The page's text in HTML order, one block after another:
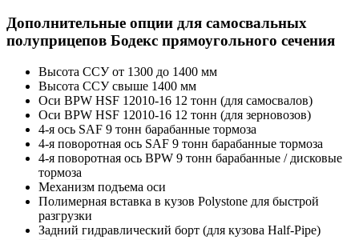
Дополнительные опции для самосвальных
полуприцепов Бодекс прямоугольного сечения
Высота ССУ от 1300 до 1400 мм
Высота ССУ свыше 1400 мм
Оси BPW HSF 12010-16 12 тонн (для самосвалов)
Оси BPW HSF 12010-16 12 тонн (для зерновозов)
4-я ось SAF 9 тонн барабанные тормоза
4-я поворотная ось SAF 9 тонн барабанные тормоза
4-я поворотная ось BPW 9 тонн барабанные / дисковые
тормоза
Механизм подъема оси
Полимерная вставка в кузов Polystone для быстрой
разгрузки
Задний гидравлический борт (для кузова Half-Pipe)